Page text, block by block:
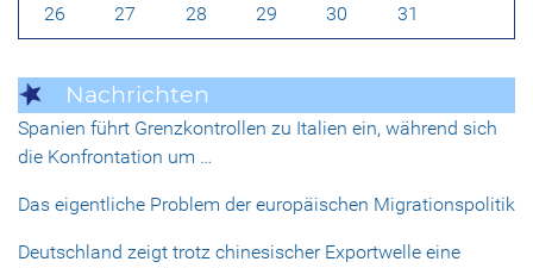
26 27 28 29 30 31
Nachrichten
Spanien führt Grenzkontrollen zu Italien ein, während sich
die Konfrontation um …
Das eigentliche Problem der europäischen Migrationspolitik
Deutschland zeigt trotz chinesischer Exportwelle eine